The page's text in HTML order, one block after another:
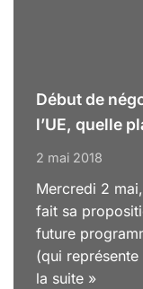
Début de
l’UE, quelle
2 mai 2018
Mercredi 2
fait sa
future
(qui
la suite »